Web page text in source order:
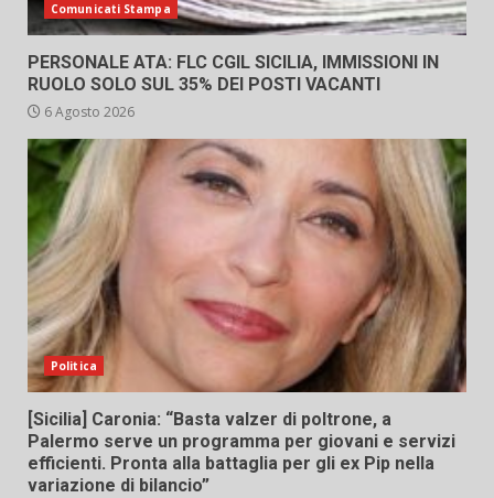
Comunicati Stampa
PERSONALE ATA: FLC CGIL SICILIA, IMMISSIONI IN
RUOLO SOLO SUL 35% DEI POSTI VACANTI
6 Agosto 2026
Politica
[Sicilia] Caronia: “Basta valzer di poltrone, a
Palermo serve un programma per giovani e servizi
efficienti. Pronta alla battaglia per gli ex Pip nella
variazione di bilancio”